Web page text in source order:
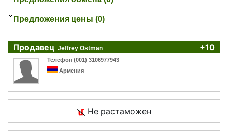
Предложения цены (0)
Продавец Jeffrey Ostman +10
Телефон (001) 3106977943
Армения
Не растаможен